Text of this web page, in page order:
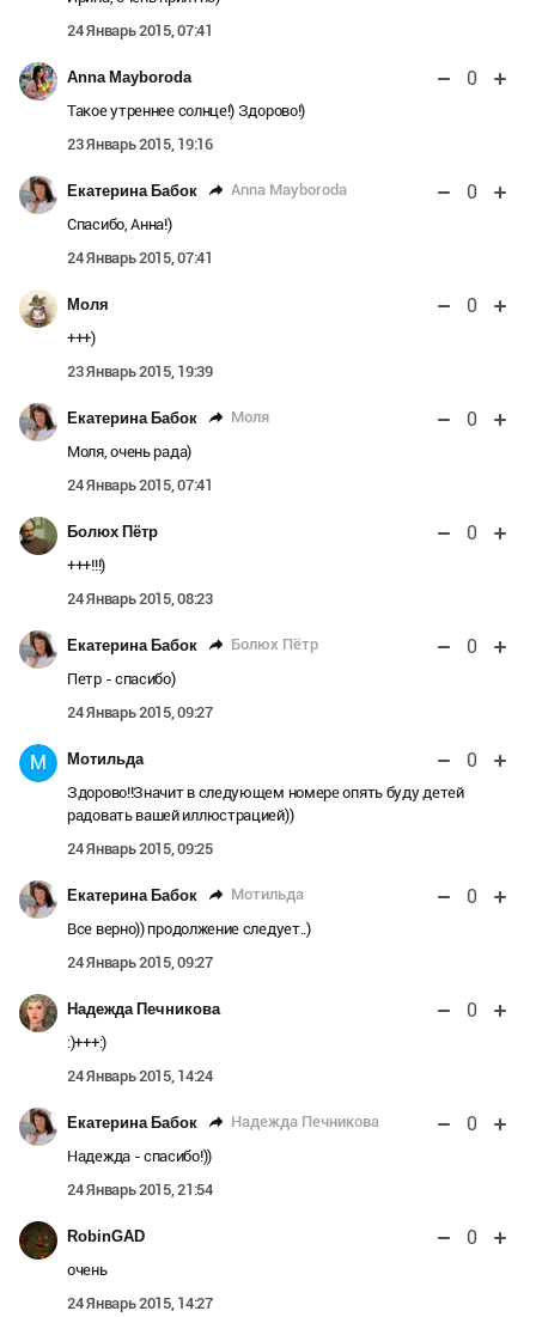
24 Январь 2015, 07:41
Anna Mayboroda 0
Такое утреннее солнце!) Здорово!)
23 Январь 2015, 19:16
Екатерина Бабок Anna Mayboroda 0
Спасибо, Анна!)
24 Январь 2015, 07:41
Моля 0
+++)
23 Январь 2015, 19:39
Екатерина Бабок Моля 0
Моля, очень рада)
24 Январь 2015, 07:41
Болюх Пётр 0
+++!!!)
24 Январь 2015, 08:23
Екатерина Бабок Болюх Пётр 0
Петр - спасибо)
24 Январь 2015, 09:27
М Мотильда 0
Здорово!!Значит в следующем номере опять буду детей
радовать вашей иллюстрацией))
24 Январь 2015, 09:25
Екатерина Бабок Мотильда 0
Все верно)) продолжение следует..)
24 Январь 2015, 09:27
Надежда Печникова 0
:)+++:)
24 Январь 2015, 14:24
Екатерина Бабок Надежда Печникова 0
Надежда - спасибо!))
24 Январь 2015, 21:54
RobinGAD 0
очень
24 Январь 2015, 14:27